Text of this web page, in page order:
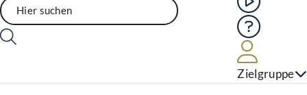
Hilfe
Zielgruppe